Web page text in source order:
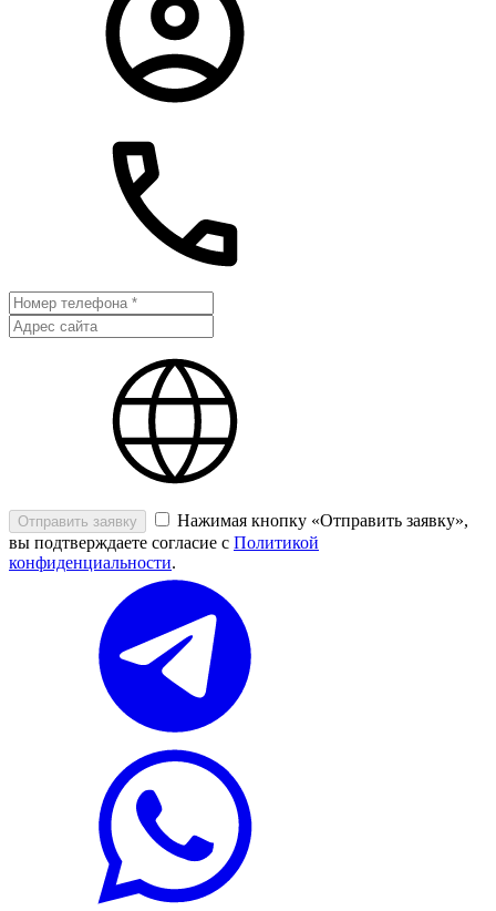
Отправить заявку
Нажимая кнопку «Отправить заявку»,
вы подтверждаете согласие с Политикой
конфиденциальности.